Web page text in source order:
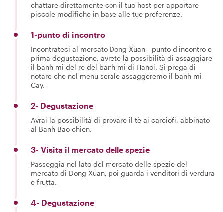
chattare direttamente con il tuo host per apportare
piccole modifiche in base alle tue preferenze.
1-punto di incontro
Incontrateci al mercato Dong Xuan - punto d'incontro e
prima degustazione, avrete la possibilità di assaggiare
il banh mi del re del banh mi di Hanoi. Si prega di
notare che nel menu serale assaggeremo il banh mi
Cay.
2- Degustazione
Avrai la possibilità di provare il tè ai carciofi, abbinato
al Banh Bao chien.
3- Visita il mercato delle spezie
Passeggia nel lato del mercato delle spezie del
mercato di Dong Xuan, poi guarda i venditori di verdura
e frutta.
4- Degustazione